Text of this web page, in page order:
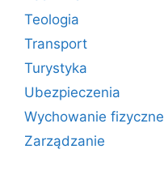
Teologia
Transport
Turystyka
Ubezpieczenia
Wychowanie fizyczne
Zarządzanie